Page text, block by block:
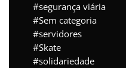
segurança viária
Sem categoria
servidores
Skate
solidariedade